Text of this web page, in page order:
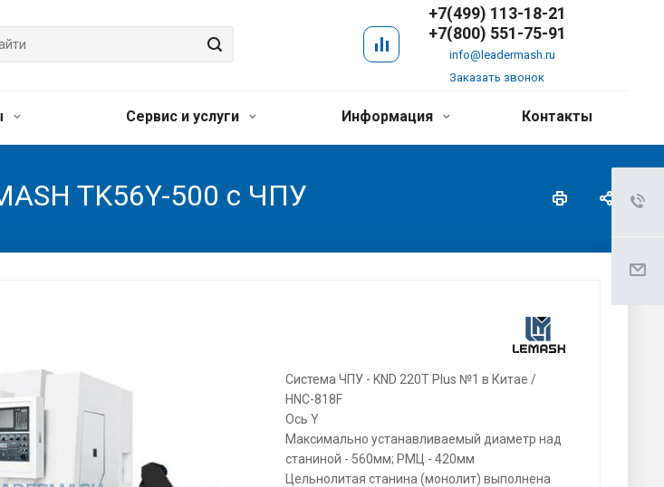
+7(499) 113-18-21
+7(800) 551-75-91
info@leadermash.ru
Заказать звонок
Сервис и услуги Информация Контакты
TK56Y-500 c ЧПУ
Система ЧПУ - KND 220T Plus №1 в Китае /
HNC-818F
Ось Y
Максимально устанавливаемый диаметр над
станиной - 560мм; РМЦ - 420мм
Цельнолитая станина (монолит) выполнена